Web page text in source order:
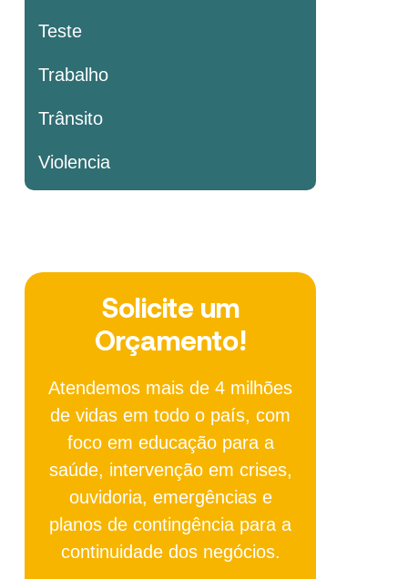
Teste
Trabalho
Trânsito
Violencia
Solicite um
Orçamento!
Atendemos mais de 4 milhões
de vidas em todo o país, com
foco em educação para a
saúde, intervenção em crises,
ouvidoria, emergências e
planos de contingência para a
continuidade dos negócios.